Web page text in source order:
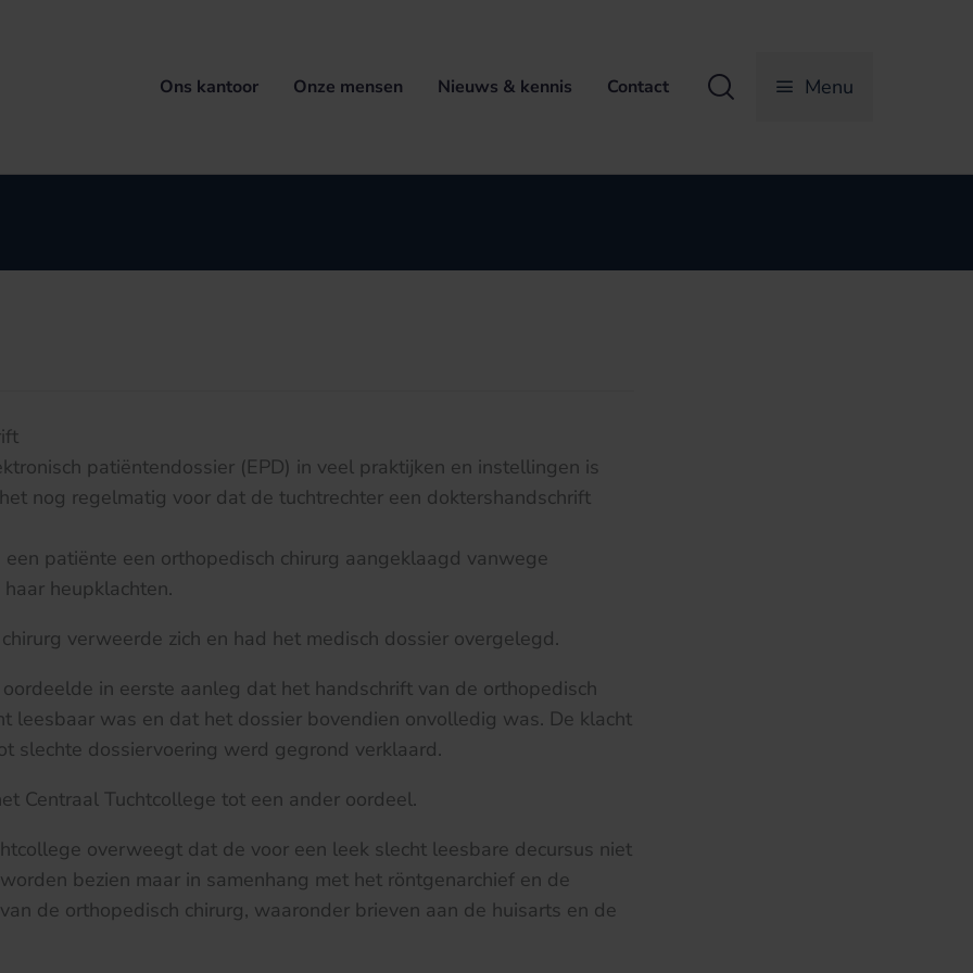
Ons kantoor Onze mensen Nieuws & kennis Contact Zoeken Menu
patiëntendossier (EPD) in veel praktijken en instellingen is
nog regelmatig voor dat de tuchtrechter een doktershandschrift
een patiënte een orthopedisch chirurg aangeklaagd vanwege
heupklachten.
verweerde zich en had het medisch dossier overgelegd.
in eerste aanleg dat het handschrift van de orthopedisch
leesbaar was en dat het dossier bovendien onvolledig was. De klacht
slechte dossiervoering werd gegrond verklaard.
Centraal Tuchtcollege tot een ander oordeel.
overweegt dat de voor een leek slecht leesbare decursus niet
bezien maar in samenhang met het röntgenarchief en de
de orthopedisch chirurg, waaronder brieven aan de huisarts en de